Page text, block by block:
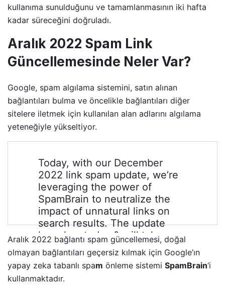
kullanıma sunulduğunu ve tamamlanmasının iki hafta
kadar süreceğini doğruladı.
Aralık 2022 Spam Link
Güncellemesinde Neler Var?
Google, spam algılama sistemini, satın alınan
bağlantıları bulma ve öncelikle bağlantıları diğer
sitelere iletmek için kullanılan alan adlarını algılama
yeteneğiyle yükseltiyor.
Today, with our December
2022 link spam update, we’re
leveraging the power of
SpamBrain to neutralize the
impact of unnatural links on
search results. The update
launches today & will take
about two weeks to rollout.
Learn more:
https://t.co/ACO2Ut8wmi
Aralık 2022 bağlantı spam güncellemesi, doğal
olmayan bağlantıları geçersiz kılmak için Google’ın
yapay zeka tabanlı spam önleme sistemi SpamBrain‘i
kullanmaktadır.